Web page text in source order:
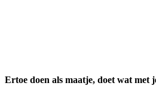
Ertoe doen als maatje, doet wat met